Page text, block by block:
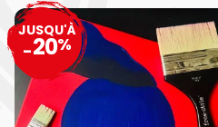
JUSQU'À
-20%